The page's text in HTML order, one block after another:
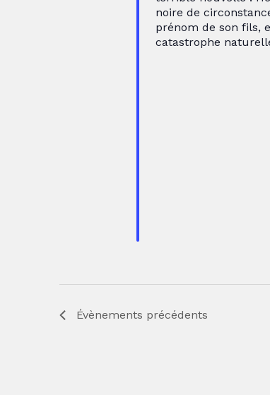
noire de
prénom de son fils,
catastrophe
Évènements précédents